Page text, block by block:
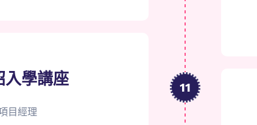
入學講座
目經理
11